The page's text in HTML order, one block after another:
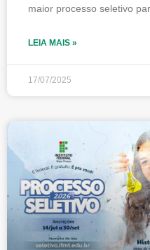
maior processo seletivo
LEIA MAIS »
17/07/2025